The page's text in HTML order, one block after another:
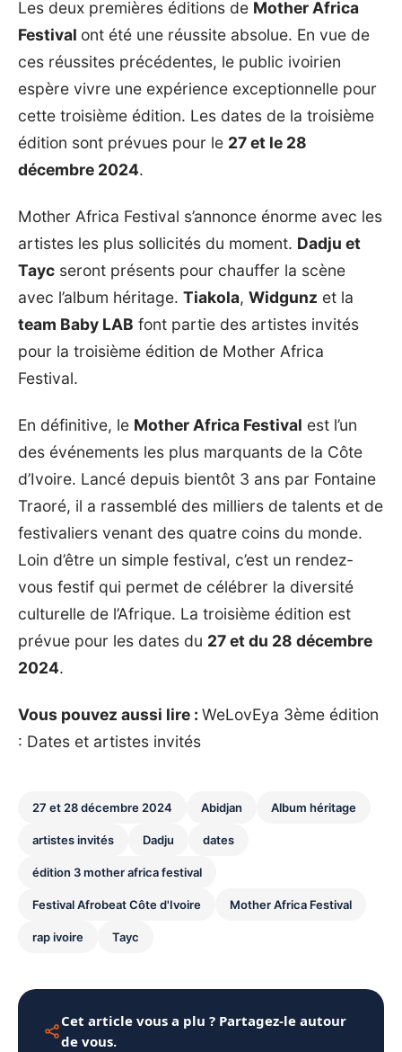
Les deux premières éditions de Mother Africa
Festival ont été une réussite absolue. En vue de
ces réussites précédentes, le public ivoirien
espère vivre une expérience exceptionnelle pour
cette troisième édition. Les dates de la troisième
édition sont prévues pour le 27 et le 28
décembre 2024.
Mother Africa Festival s’annonce énorme avec les
artistes les plus sollicités du moment. Dadju et
Tayc seront présents pour chauffer la scène
avec l’album héritage. Tiakola, Widgunz et la
team Baby LAB font partie des artistes invités
pour la troisième édition de Mother Africa
Festival.
En définitive, le Mother Africa Festival est l’un
des événements les plus marquants de la Côte
d’Ivoire. Lancé depuis bientôt 3 ans par Fontaine
Traoré, il a rassemblé des milliers de talents et de
festivaliers venant des quatre coins du monde.
Loin d’être un simple festival, c’est un rendez-
vous festif qui permet de célébrer la diversité
culturelle de l’Afrique. La troisième édition est
prévue pour les dates du 27 et du 28 décembre
2024.
Vous pouvez aussi lire : WeLovEya 3ème édition
: Dates et artistes invités
27 et 28 décembre 2024 Abidjan Album héritage
artistes invités Dadju dates
édition 3 mother africa festival
Festival Afrobeat Côte d'Ivoire Mother Africa Festival
rap ivoire Tayc
Cet article vous a plu ? Partagez-le autour
de vous.